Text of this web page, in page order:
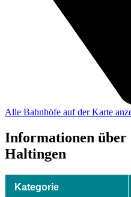
Alle Bahnhöfe auf der Karte
Informationen über
Haltingen
Kategorie